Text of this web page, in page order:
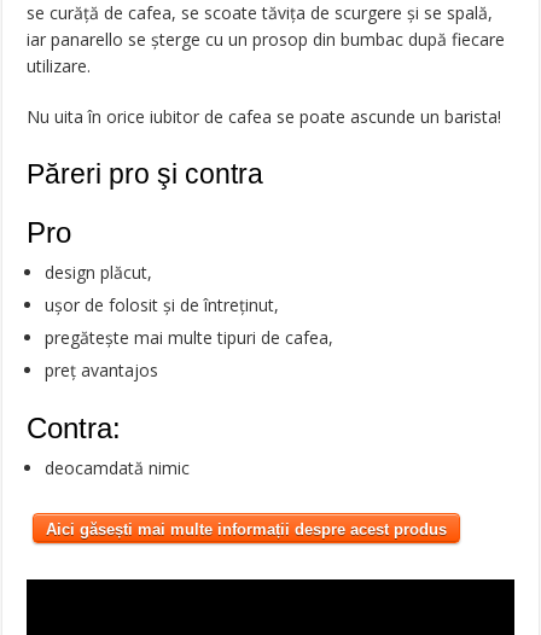
se curăță de cafea, se scoate tăvița de scurgere și se spală,
iar panarello se șterge cu un prosop din bumbac după fiecare
utilizare.
Nu uita în orice iubitor de cafea se poate ascunde un barista!
Păreri pro şi contra
Pro
design plăcut,
ușor de folosit și de întreținut,
pregătește mai multe tipuri de cafea,
preț avantajos
Contra:
deocamdată nimic
Aici găsești mai multe informații despre acest produs